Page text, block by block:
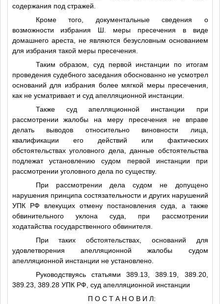
содержания под стражей.
Кроме того, документальные сведения о
возможности избрания Ш.
меры пресечения в виде
домашнего ареста, не являются безусловным основанием
для избрания такой меры пресечения.
Таким образом, суд первой инстанции по итогам
проведения судебного заседания обоснованно не усмотрел
оснований для избрания более мягкой меры пресечения,
как не усматривает и суд апелляционной инстанции.
Также суд апелляционной инстанции при
рассмотрении жалобы на меру пресечения не вправе
делать выводов относительно виновности лица,
квалификации его действий или фактических
обстоятельствах уголовного дела, данные обстоятельства
подлежат установлению судом первой инстанции при
рассмотрении уголовного дела по существу.
При рассмотрении дела судом не допущено
нарушения принципа состязательности и других нарушений
УПК РФ влекущих отмену постановления суда, а также
обвинительного уклона суда, при рассмотрении
ходатайства государственного обвинителя.
При таких обстоятельствах, оснований для
удовлетворения апелляционной жалобы судом
апелляционной инстанции не установлено.
Руководствуясь статьями 389.13, 389.19, 389.20,
389.23, 389.28 УПК РФ, суд апелляционной инстанции
П О С Т А Н О В И Л: